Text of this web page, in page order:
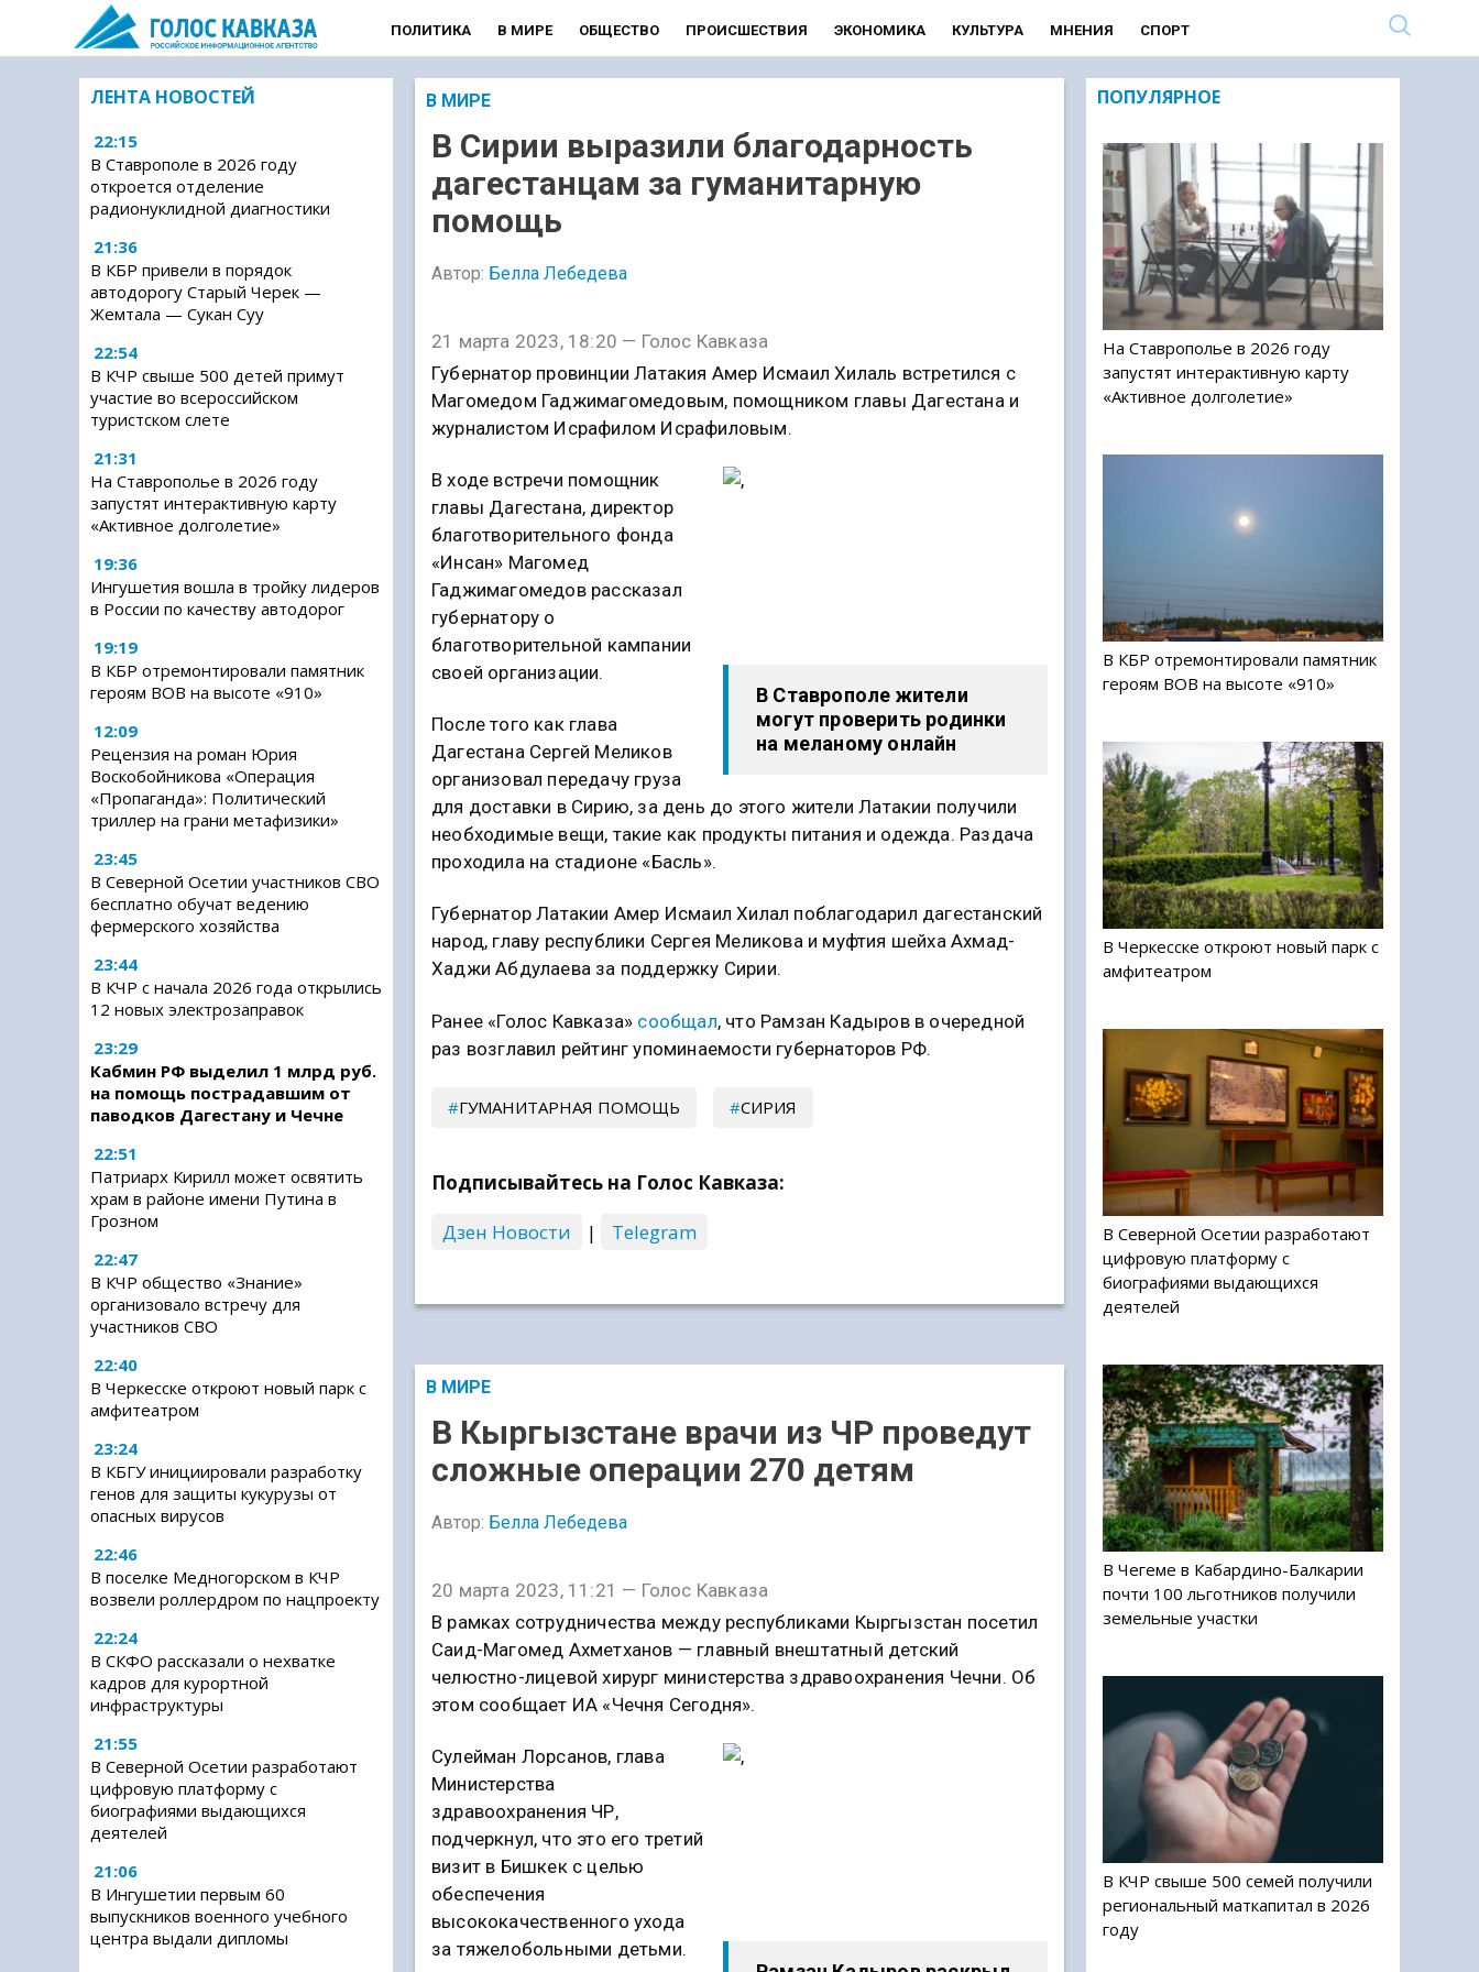
ПОЛИТИКА В МИРЕ ОБЩЕСТВО ПРОИСШЕСТВИЯ ЭКОНОМИКА КУЛЬТУРА МНЕНИЯ СПОРТ
ЛЕНТА НОВОСТЕЙ
22:15
В Ставрополе в 2026 году
откроется отделение
радионуклидной диагностики
21:36
В КБР привели в порядок
автодорогу Старый Черек —
Жемтала — Сукан Суу
22:54
В КЧР свыше 500 детей примут
участие во всероссийском
туристском слете
21:31
На Ставрополье в 2026 году
запустят интерактивную карту
«Активное долголетие»
19:36
Ингушетия вошла в тройку лидеров
в России по качеству автодорог
19:19
В КБР отремонтировали памятник
героям ВОВ на высоте «910»
12:09
Рецензия на роман Юрия
Воскобойникова «Операция
«Пропаганда»: Политический
триллер на грани метафизики»
23:45
В Северной Осетии участников СВО
бесплатно обучат ведению
фермерского хозяйства
23:44
В КЧР с начала 2026 года открылись
12 новых электрозаправок
23:29
Кабмин РФ выделил 1 млрд руб.
на помощь пострадавшим от
паводков Дагестану и Чечне
22:51
Патриарх Кирилл может освятить
храм в районе имени Путина в
Грозном
22:47
В КЧР общество «Знание»
организовало встречу для
участников СВО
22:40
В Черкесске откроют новый парк с
амфитеатром
23:24
В КБГУ инициировали разработку
генов для защиты кукурузы от
опасных вирусов
22:46
В поселке Медногорском в КЧР
возвели роллердром по нацпроекту
22:24
В СКФО рассказали о нехватке
кадров для курортной
инфраструктуры
21:55
В Северной Осетии разработают
цифровую платформу с
биографиями выдающихся
деятелей
21:06
В Ингушетии первым 60
выпускников военного учебного
центра выдали дипломы
В МИРЕ
В Сирии выразили благодарность
дагестанцам за гуманитарную
помощь
Автор: Белла Лебедева
21 марта 2023, 18:20 — Голос Кавказа
Губернатор провинции Латакия Амер Исмаил Хилаль встретился с
Магомедом Гаджимагомедовым, помощником главы Дагестана и
журналистом Исрафилом Исрафиловым.
В Ставрополе жители
могут проверить родинки
на меланому онлайн
В ходе встречи помощник
главы Дагестана, директор
благотворительного фонда
«Инсан» Магомед
Гаджимагомедов рассказал
губернатору о
благотворительной кампании
своей организации.
После того как глава
Дагестана Сергей Меликов
организовал передачу груза
для доставки в Сирию, за день до этого жители Латакии получили
необходимые вещи, такие как продукты питания и одежда. Раздача
проходила на стадионе «Басль».
Губернатор Латакии Амер Исмаил Хилал поблагодарил дагестанский
народ, главу республики Сергея Меликова и муфтия шейха Ахмад-
Хаджи Абдулаева за поддержку Сирии.
Ранее «Голос Кавказа» сообщал, что Рамзан Кадыров в очередной
раз возглавил рейтинг упоминаемости губернаторов РФ.
ГУМАНИТАРНАЯ ПОМОЩЬ СИРИЯ
Подписывайтесь на Голос Кавказа:
Дзен Новости
| Telegram
В МИРЕ
В Кыргызстане врачи из ЧР проведут
сложные операции 270 детям
Автор: Белла Лебедева
20 марта 2023, 11:21 — Голос Кавказа
В рамках сотрудничества между республиками Кыргызстан посетил
Саид-Магомед Ахметханов — главный внештатный детский
челюстно-лицевой хирург министерства здравоохранения Чечни. Об
этом сообщает ИА «Чечня Сегодня».
Сулейман Лорсанов, глава
Министерства
здравоохранения ЧР,
подчеркнул, что это его третий
визит в Бишкек с целью
обеспечения
высококачественного ухода
за тяжелобольными детьми.
ПОПУЛЯРНОЕ
На Ставрополье в 2026 году
запустят интерактивную карту
«Активное долголетие»
В КБР отремонтировали памятник
героям ВОВ на высоте «910»
В Черкесске откроют новый парк с
амфитеатром
В Северной Осетии разработают
цифровую платформу с
биографиями выдающихся
деятелей
В Чегеме в Кабардино-Балкарии
почти 100 льготников получили
земельные участки
В КЧР свыше 500 семей получили
региональный маткапитал в 2026
году